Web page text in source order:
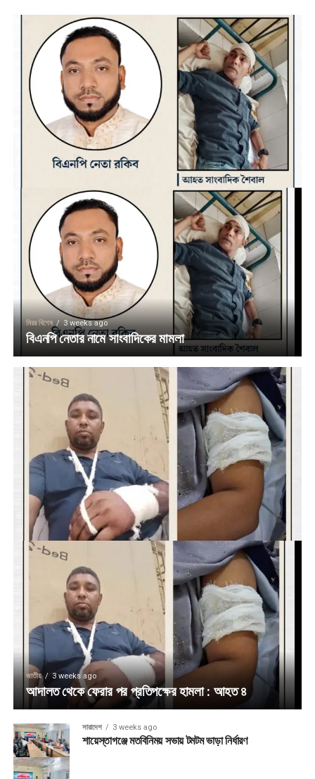
মিরর বিশেষ 3 weeks ago
বিএনপি নেতার নামে সাংবাদিকের মামলা
জাতীয় 3 weeks ago
আদালত থেকে ফেরার পর প্রতিপক্ষের হামলা : আহত ৪
সারাদেশ 3 weeks ago
শায়েস্তাগঞ্জে মতবিনিময় সভায় টমটম ভাড়া নির্ধারণ